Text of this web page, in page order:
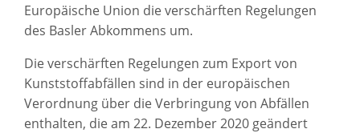
Europäische Union die verschärften Regelungen
des Basler Abkommens um.
Die verschärften Regelungen zum Export von
Kunststoffabfällen sind in der europäischen
Verordnung über die Verbringung von Abfällen
enthalten, die am 22. Dezember 2020 geändert